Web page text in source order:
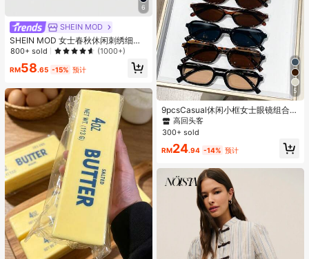
6
SHEIN MOD
SHEIN MOD 女士春秋休闲刺绣细节
喇叭袖牛仔上衣
800+ sold (1000+)
RM58.65 -15% 预计
5
9pcsCasual休闲小框女士眼镜组合Y
2K优雅气质日常百搭海边度假派对送
礼
高回头客
300+ sold
RM24.94 -14% 预计